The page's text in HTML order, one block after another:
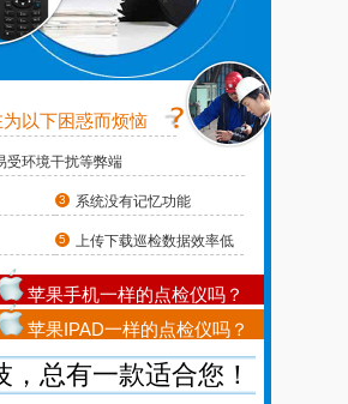
煤安点检
YHD30000R煤安点
安标点检仪
以下困惑而烦恼
受环境干扰等弊端
系统没有记忆功能
上传下载巡检数据效率低
苹果手机一样的点检仪吗？
苹果IPAD一样的点检仪吗？
，总有一款适合您！